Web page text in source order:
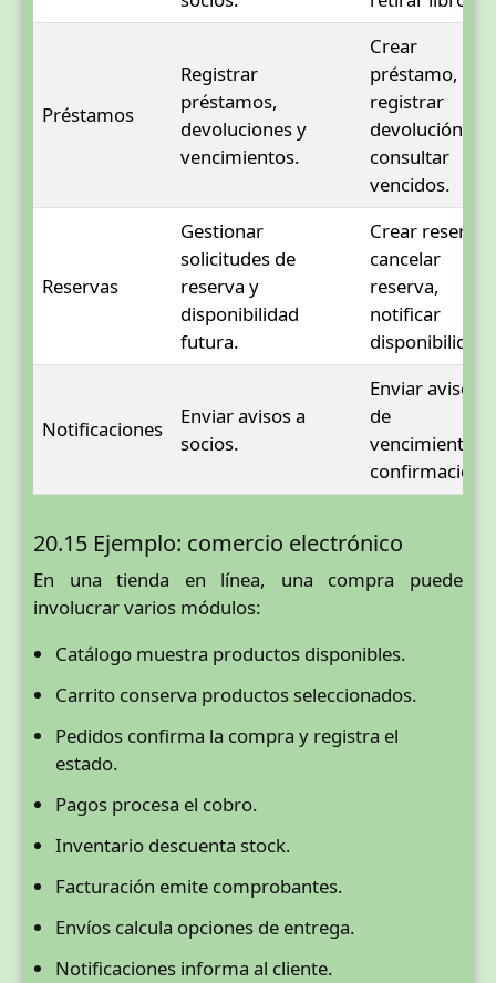
Préstamos
Registrar
préstamos,
devoluciones y
vencimientos.
Crear
préstamo,
registrar
devolución,
consultar
vencidos.
Reservas
Gestionar
solicitudes de
reserva y
disponibilidad
futura.
Crear reserva,
cancelar
reserva,
notificar
disponibilidad.
Notificaciones
Enviar avisos a
socios.
Enviar aviso
de
vencimiento o
confirmación.
20.15 Ejemplo: comercio electrónico
En una tienda en línea, una compra puede
involucrar varios módulos:
Catálogo muestra productos disponibles.
Carrito conserva productos seleccionados.
Pedidos confirma la compra y registra el
estado.
Pagos procesa el cobro.
Inventario descuenta stock.
Facturación emite comprobantes.
Envíos calcula opciones de entrega.
Notificaciones informa al cliente.